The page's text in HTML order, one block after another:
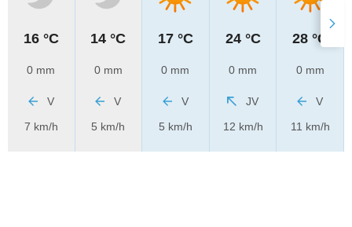
16 °C
0 mm
V
7 km/h
14 °C
0 mm
V
5 km/h
17 °C
0 mm
V
5 km/h
24 °C
0 mm
JV
12 km/h
28 °C
0 mm
V
11 km/h